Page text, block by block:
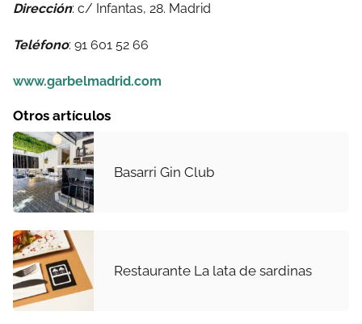
Dirección: c/ Infantas, 28. Madrid
Teléfono: 91 601 52 66
www.garbelmadrid.com
Otros artículos
Basarri Gin Club
Restaurante La lata de sardinas